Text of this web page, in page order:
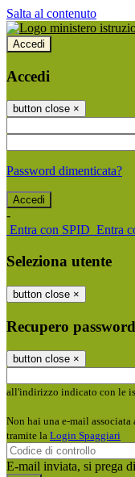
Salta al contenuto
Accedi
Accedi
button close ×
Password dimenticata?
-
Entra con SPID Entra
Seleziona utente
button close ×
Recupero password
button close ×
all'indirizzo indicato con le
Non hai una e-mail
tramite la Login Spaggiari
E-mail inviata, si prega